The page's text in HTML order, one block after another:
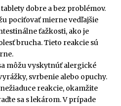
dobre a bez problémov.
pociťovať mierne vedľajšie
ťažkosti, ako je
brucha. Tieto reakcie sú
môžu vyskytnúť alergické
svrbenie alebo opuchy.
reakcie, okamžite
sa s lekárom. V prípade